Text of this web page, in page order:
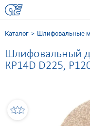
Каталог Шлифовальные
Шлифовальный
КР14D D225,